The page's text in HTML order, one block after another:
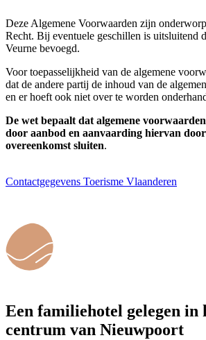
Deze Algemene Voorwaarden zijn
Recht. Bij eventuele geschillen is uitsluitend
Veurne bevoegd.
Voor toepasselijkheid van de algemene
dat de andere partij de inhoud van de
en er hoeft ook niet over te worden
De wet bepaalt dat algemene
door aanbod en aanvaarding hiervan
overeenkomst sluiten.
Contactgegevens Toerisme Vlaanderen
Een familiehotel gelegen in
centrum van Nieuwpoort